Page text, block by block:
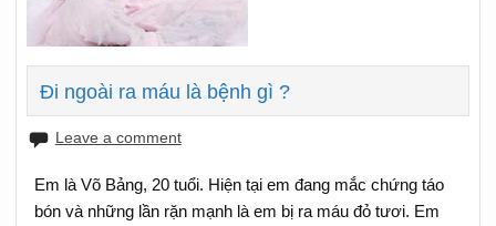
Đi ngoài ra máu là bệnh gì ?
Leave a comment
Em là Võ Bảng, 20 tuổi. Hiện tại em đang mắc chứng táo
bón và những lần rặn mạnh là em bị ra máu đỏ tươi. Em